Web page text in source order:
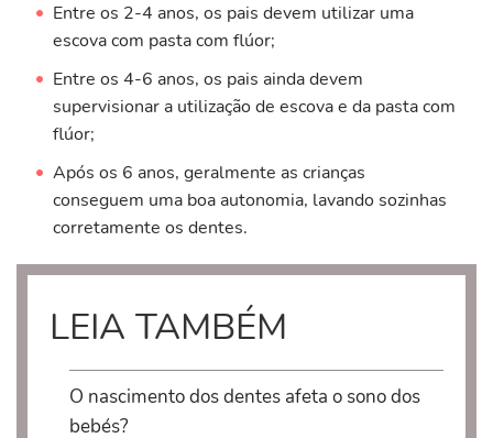
Entre os 2-4 anos, os pais devem utilizar uma
escova com pasta com flúor;
Entre os 4-6 anos, os pais ainda devem
supervisionar a utilização de escova e da pasta com
flúor;
Após os 6 anos, geralmente as crianças
conseguem uma boa autonomia, lavando sozinhas
corretamente os dentes.
LEIA TAMBÉM
O nascimento dos dentes afeta o sono dos
bebés?